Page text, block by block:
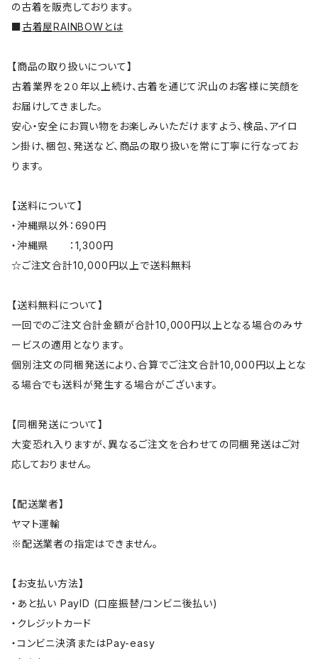
の古着を販売しております。
■古着屋RAINBOWとは
【商品の取り扱いについて】
古着業界を２０年以上続け、古着を通じて沢山のお客様に笑顔を
お届けしてきました。
安心・安全にお買い物をお楽しみいただけますよう、検品、アイロ
ン掛け、梱包、発送など、商品の取り扱いを常に丁寧に行なってお
ります。
【送料について】
・沖縄県以外：690円
・沖縄県 ：1,300円
☆ご注文合計10,000円以上で送料無料
【送料無料について】
一回でのご注文合計金額が合計10,000円以上となる場合のみサ
ービスの適用となります。
個別注文の同梱発送により、合算でご注文合計10,000円以上とな
る場合でも送料が発生する場合がございます。
【同梱発送について】
大変恐れ入りますが、異なるご注文を合わせての同梱発送はご対
応しておりません。
【配送業者】
ヤマト運輸
※配送業者の指定はできません。
【お支払い方法】
・あと払い PayID (口座振替/コンビニ後払い)
・クレジットカード
・コンビニ決済またはPay-easy